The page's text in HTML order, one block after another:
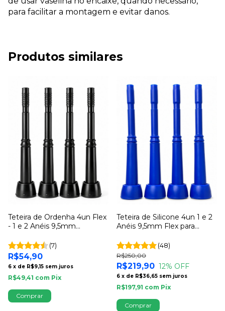
para facilitar a montagem e evitar danos.
Produtos similares
Teteira de Ordenha 4un Flex
- 1 e 2 Anéis 9,5mm
(7)
R$54,90
6 x de R$9,15 sem juros
R$49,41 com Pix
Teteira de Silicone 4un 1 e 2
Anéis 9,5mm Flex para
(48)
R$219,90
R$250,00
12% OFF
6 x de R$36,65 sem juros
R$197,91 com Pix
Comprar